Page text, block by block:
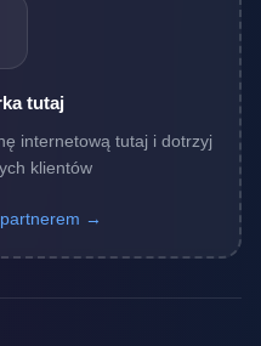
tutaj
internetową tutaj i dotrzyj
klientów
→